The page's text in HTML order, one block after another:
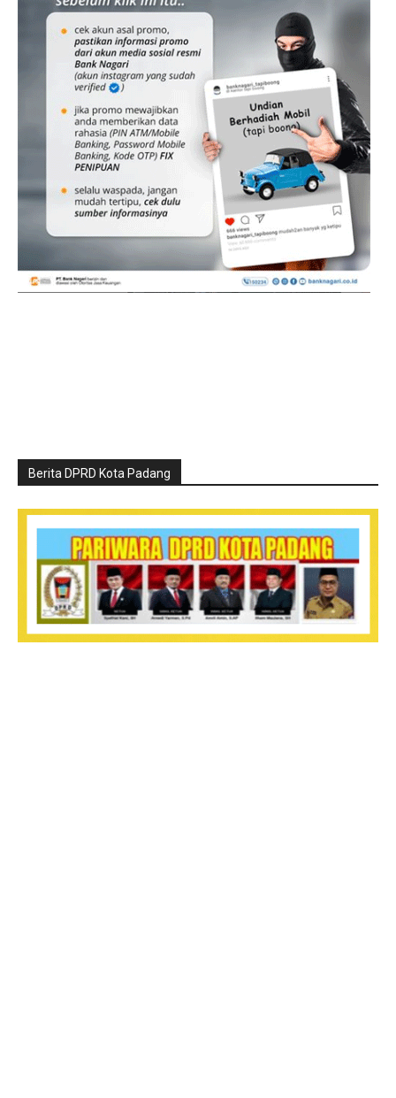
Berita DPRD Kota Padang